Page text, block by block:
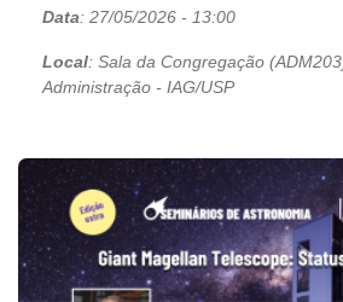
Data: 27/05/2026 - 13:00
Local: Sala da Congregação
Administração - IAG/USP